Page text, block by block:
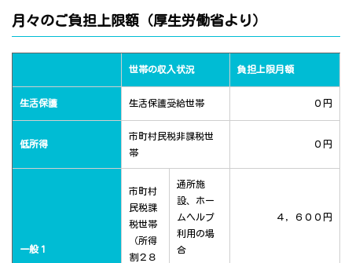
月々のご負担上限額（厚生労働省より）
世帯の収入状況 負担上限月額
生活保護 生活保護受給世帯 ０円
低所得
市町村民税非課税世
帯
０円
一般１
市町村
民税課
税世帯
（所得
割２８
通所施
設、ホー
ムヘルプ
利用の場
合
４，６００円